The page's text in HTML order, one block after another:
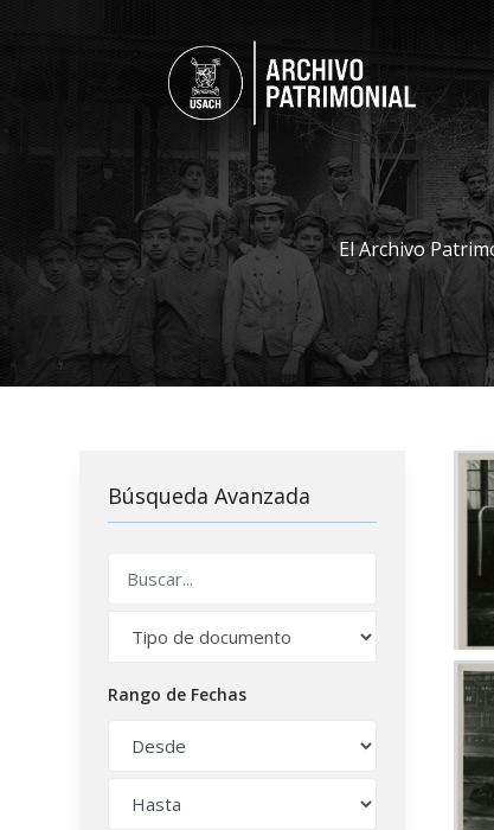
El Archivo
Búsqueda Avanzada
Rango de Fechas